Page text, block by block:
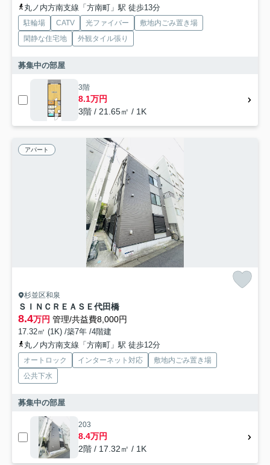
丸ノ内方南支線「方南町」駅 徒歩13分
駐輪場 CATV 光ファイバー
敷地内ごみ置き場
閑静な住宅地
外観タイル張り
募集中の部屋
3階
8.1万円
3階 / 21.65㎡ / 1K
アパート
杉並区和泉
ＳＩＮＣＲＥＡＳＥ代田橋
8.4万円 管理/共益費8,000円
17.32㎡ (1K) /築7年 /4階建
丸ノ内方南支線「方南町」駅 徒歩12分
オートロック インターネット対応
敷地内ごみ置き場
公共下水
募集中の部屋
203
8.4万円
2階 / 17.32㎡ / 1K